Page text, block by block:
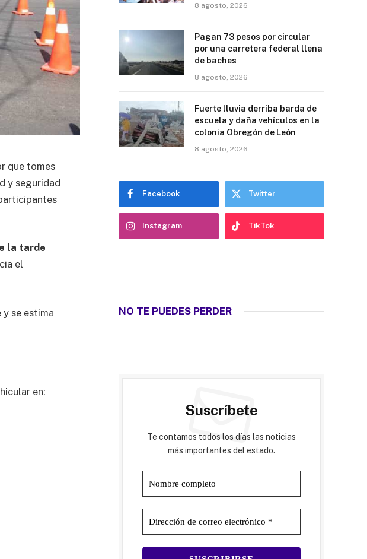
que tomes
y seguridad
la tarde
el
se estima
en:
8 agosto, 2026
Pagan 73 pesos por circular
por una carretera federal llena
de baches
8 agosto, 2026
Fuerte lluvia derriba barda de
escuela y daña vehículos en la
colonia Obregón de León
8 agosto, 2026
Facebook Twitter
Instagram TikTok
NO TE PUEDES PERDER
Suscríbete
Te contamos todos los días las noticias
más importantes del estado.